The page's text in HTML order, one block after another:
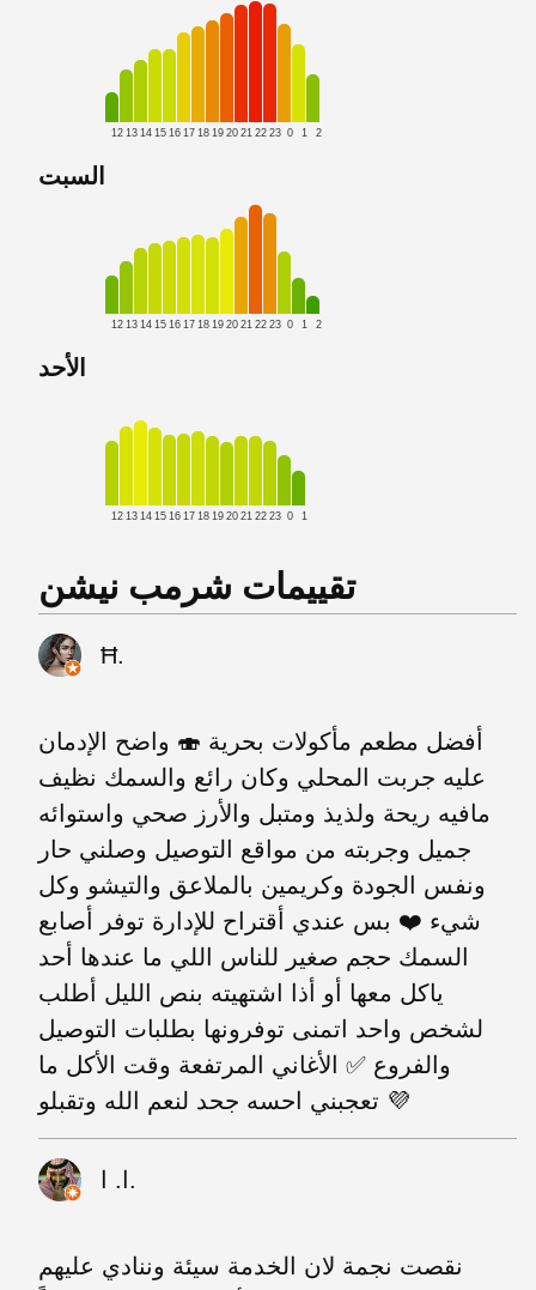
12 13 14 15 16 17 18 19 20 21 22 23 0 1 2
السبت
12 13 14 15 16 17 18 19 20 21 22 23 0 1 2
الأحد
12 13 14 15 16 17 18 19 20 21 22 23 0 1
Ħ.
أفضل مطعم مأكولات بحرية 🍣 واضح الإدمان
عليه جربت المحلي وكان رائع والسمك نظيف
مافيه ريحة ولذيذ ومتبل والأرز صحي واستوائه
جميل وجربته من مواقع التوصيل وصلني حار
ونفس الجودة وكريمين بالملاعق والتيشو وكل
شيء ❤️ بس عندي أقتراح للإدارة توفر أصابع
السمك حجم صغير للناس اللي ما عندها أحد
ياكل معها أو أذا اشتهيته بنص الليل أطلب
لشخص واحد اتمنى توفرونها بطلبات التوصيل
والفروع ✅ الأغاني المرتفعة وقت الأكل ما
تعجبني احسه جحد لنعم الله وتقبلو 💜
ا. ا.
نقصت نجمة لان الخدمة سيئة وننادي عليهم